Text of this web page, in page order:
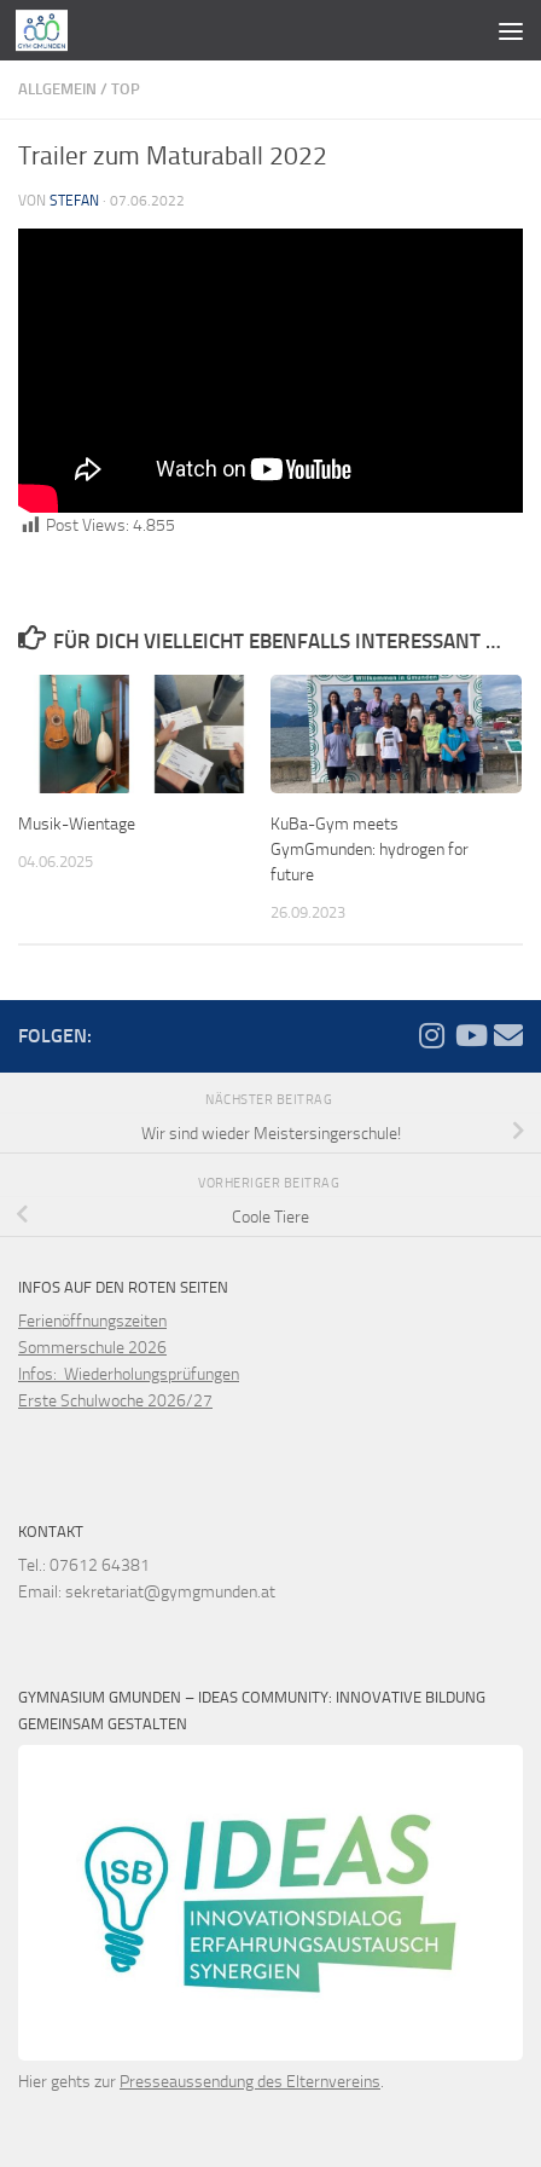
Zum Inhalt springen
ALLGEMEIN / TOP
Trailer zum Maturaball 2022
VON STEFAN · 07.06.2022
Post Views: 4.855
FÜR DICH VIELLEICHT EBENFALLS INTERESSANT …
Musik-Wientage
04.06.2025
KuBa-Gym meets
GymGmunden: hydrogen for
future
26.09.2023
FOLGEN:
NÄCHSTER BEITRAG
Wir sind wieder Meistersingerschule!
VORHERIGER BEITRAG
Coole Tiere
INFOS AUF DEN ROTEN SEITEN
Ferienöffnungszeiten
Sommerschule 2026
Infos: Wiederholungsprüfungen
Erste Schulwoche 2026/27
KONTAKT
Tel.: 07612 64381
Email: sekretariat@gymgmunden.at
GYMNASIUM GMUNDEN – IDEAS COMMUNITY: INNOVATIVE BILDUNG
GEMEINSAM GESTALTEN
Hier gehts zur Presseaussendung des Elternvereins.